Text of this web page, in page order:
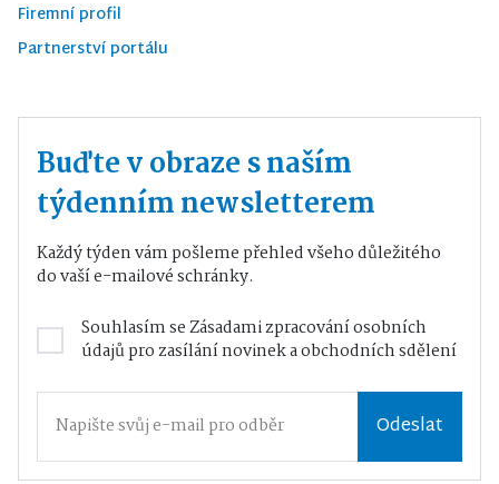
Firemní profil
Partnerství portálu
Buďte v obraze s naším
týdenním newsletterem
Každý týden vám pošleme přehled všeho důležitého
do vaší e-mailové schránky.
Souhlasím seZásadami zpracování osobních
údajůpro zasílání novinek a obchodních sdělení
Odeslat